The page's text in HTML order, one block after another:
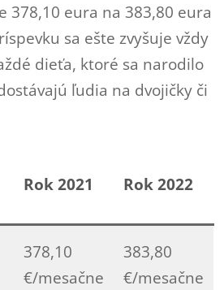
378,10 eura na 383,80 eura
sa ešte zvyšuje vždy
dieťa, ktoré sa narodilo
ľudia na dvojičky či
Rok 2021 Rok 2022
378,10
€/mesačne
383,80
€/mesačne